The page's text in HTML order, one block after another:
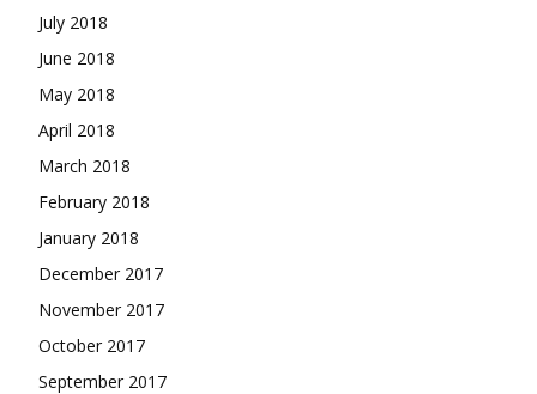
July 2018
June 2018
May 2018
April 2018
March 2018
February 2018
January 2018
December 2017
November 2017
October 2017
September 2017